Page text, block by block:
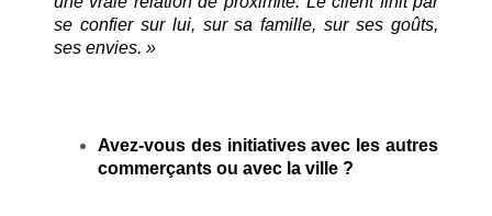
se confier sur lui, sur sa famille, sur ses goûts,
ses envies. »
Avez-vous des initiatives avec les autres
commerçants ou avec la ville ?